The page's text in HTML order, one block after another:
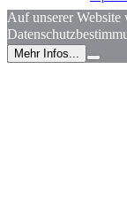
Auf unserer Website
Mehr Infos...